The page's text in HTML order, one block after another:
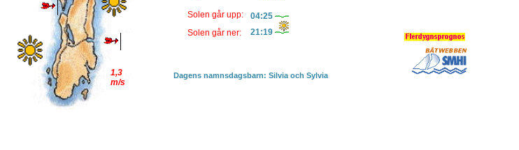
1,3
m/s
Solen går upp:
Solen går ner:
04:25
21:19
Dagens namnsdagsbarn: Silvia och Sylvia